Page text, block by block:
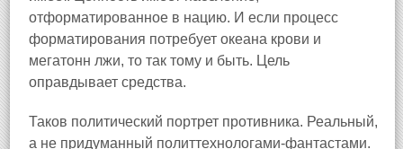
отформатированное в нацию. И если процесс
форматирования потребует океана крови и
мегатонн лжи, то так тому и быть. Цель
оправдывает средства.
Таков политический портрет противника. Реальный,
а не придуманный политтехнологами-фантастами.